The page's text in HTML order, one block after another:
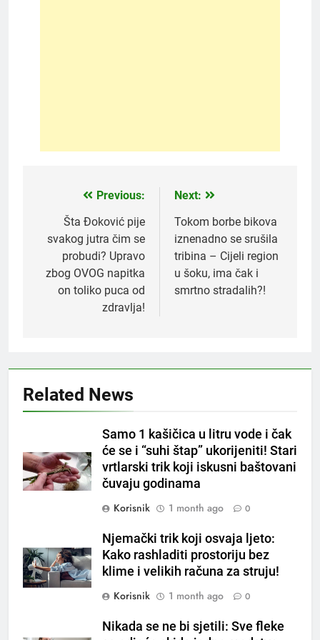
navigation
Previous:
Šta Đoković pije
svakog jutra čim se
probudi? Upravo
zbog OVOG napitka
on toliko puca od
zdravlja!
Next:
Tokom borbe bikova
iznenadno se srušila
tribina – Cijeli region
u šoku, ima čak i
smrtno stradalih?!
Related News
Samo 1 kašičica u litru vode i čak
će se i “suhi štap” ukorijeniti! Stari
vrtlarski trik koji iskusni baštovani
čuvaju godinama
Korisnik
1 month ago 0
Njemački trik koji osvaja ljeto:
Kako rashladiti prostoriju bez
klime i velikih računa za struju!
Korisnik
1 month ago 0
Nikada se ne bi sjetili: Sve fleke
Čaj od lovora i cimeta – prirodni
napitak za svakodnevnu rutinu
OSTALO
ČISTAČ JETRE: Uzmite gutljaj
na prazan stomak i crijeva će
raditi kao sat, zaboravit ćete na
OSTALO
Tračevi su njihova glavna